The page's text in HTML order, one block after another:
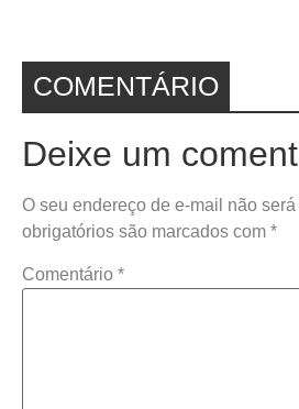
COMENTÁRIO
Deixe um
O seu endereço de e-mail não
obrigatórios são marcados com *
Comentário *